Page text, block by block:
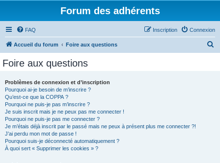
Forum des adhérents
FAQ Connexion
Inscription
Accueil du forum Foire aux questions
Foire aux questions
Problèmes de connexion et d’inscription
Pourquoi ai-je besoin de m’inscrire ?
Qu’est-ce que la COPPA ?
Pourquoi ne puis-je pas m’inscrire ?
Je suis inscrit mais je ne peux pas me connecter !
Pourquoi ne puis-je pas me connecter ?
Je m’étais déjà inscrit par le passé mais ne peux à présent plus me connecter ?!
J’ai perdu mon mot de passe !
Pourquoi suis-je déconnecté automatiquement ?
À quoi sert « Supprimer les cookies » ?